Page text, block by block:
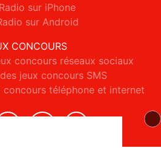
sur iPhone
sur Android
CONCOURS
concours réseaux sociaux
jeux concours SMS
concours téléphone et internet